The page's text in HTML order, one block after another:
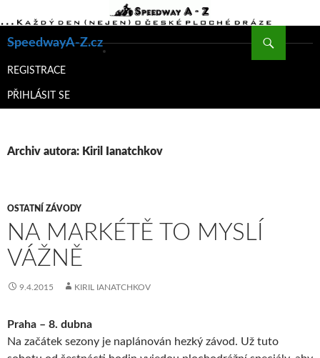
SpeedwayA-Z.cz
K
WEBU
REGISTRACE
PŘIHLÁSIT SE
Archiv autora: Kiril Ianatchkov
OSTATNÍ ZÁVODY
NA MARKÉTĚ TO MYSLÍ
VÁŽNĚ
9.4.2015 KIRIL IANATCHKOV
Praha – 8. dubna
Na začátek sezony je naplánován hezký závod. Už tuto